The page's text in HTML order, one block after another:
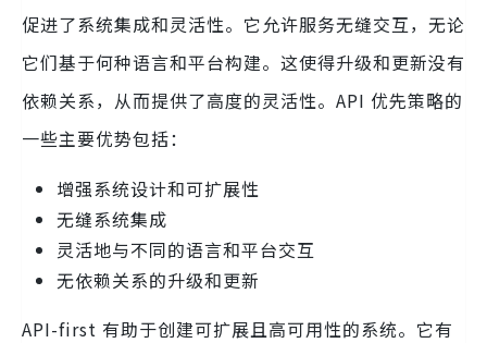
促进了系统集成和灵活性。它允许服务无缝交互，无论
它们基于何种语言和平台构建。这使得升级和更新没有
依赖关系，从而提供了高度的灵活性。API 优先策略的
一些主要优势包括：
增强系统设计和可扩展性
无缝系统集成
灵活地与不同的语言和平台交互
无依赖关系的升级和更新
API-first 有助于创建可扩展且高可用性的系统。它有